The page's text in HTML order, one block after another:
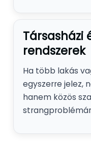
Társasházi
rendszerek
Ha több lakás
egyszerre jelez,
hanem közös